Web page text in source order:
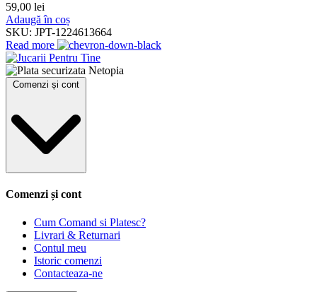
59,00 lei
Adaugă în coș
SKU: JPT-1224613664
Read more
Comenzi și cont
Comenzi și cont
Cum Comand si Platesc?
Livrari & Returnari
Contul meu
Istoric comenzi
Contacteaza-ne